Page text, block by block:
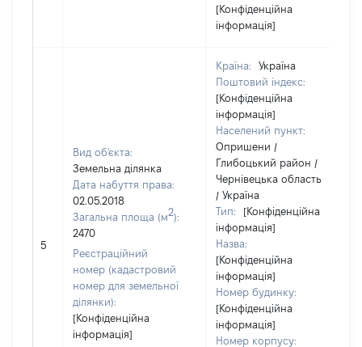
[Конфіденційна
інформація]
5
Вид об'єкта:
Земельна ділянка
Дата набуття права:
02.05.2018
Загальна площа (м2):
2470
Реєстраційний
номер (кадастровий
номер для земельної
ділянки):
[Конфіденційна
інформація]
Країна:
Україна
Поштовий індекс:
[Конфіденційна
інформація]
Населений пункт:
Опришени /
Глибоцький район /
Чернівецька область
/ Україна
Тип:
[Конфіденційна
інформація]
Назва:
[Конфіденційна
інформація]
Номер будинку:
[Конфіденційна
інформація]
Номер корпусу: